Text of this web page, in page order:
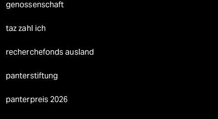
genossenschaft
taz zahl ich
recherchefonds ausland
panterstiftung
panterpreis 2026